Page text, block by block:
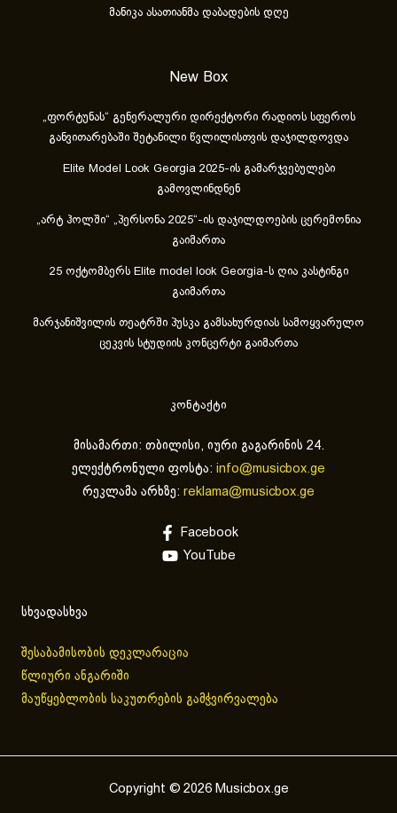
მანიკა ასათიანმა დაბადების დღე
New Box
„ფორტუნას“ გენერალური დირექტორი რადიოს სფეროს
განვითარებაში შეტანილი წვლილისთვის დაჯილდოვდა
Elite Model Look Georgia 2025-ის გამარჯვებულები
გამოვლინდნენ
„არტ ჰოლში“ „პერსონა 2025“-ის დაჯილდოების ცერემონია
გაიმართა
25 ოქტომბერს Elite model look Georgia-ს ღია კასტინგი
გაიმართა
მარჯანიშვილის თეატრში პუსკა გამსახურდიას სამოყვარულო
ცეკვის სტუდიის კონცერტი გაიმართა
კონტაქტი
მისამართი: თბილისი, იური გაგარინის 24.
ელექტრონული ფოსტა: info@musicbox.ge
რეკლამა არხზე: reklama@musicbox.ge
Facebook
YouTube
სხვადასხვა
შესაბამისობის დეკლარაცია
წლიური ანგარიში
მაუწყებლობის საკუთრების გამჭვირვალება
Copyright © 2026 Musicbox.ge